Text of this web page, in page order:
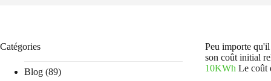
Peu importe
son coût initial
10KWh Le coût
Catégories
Blog (89)